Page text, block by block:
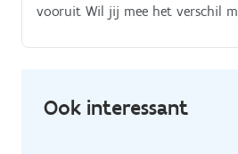
vooruit Wil jij mee het verschil
Ook interessant